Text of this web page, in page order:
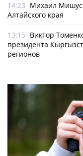
14:23 Михаил
Алтайского края
13:15 Виктор
президента
регионов